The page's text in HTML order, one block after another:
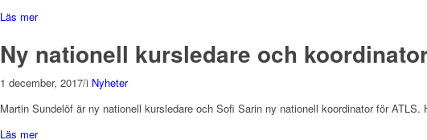
Läs mer
Ny nationell kursledare och
1 december, 2017/i Nyheter
Martin Sundelöf är ny nationell kursledare och Sofi Sarin ny nationell koordinator för
Läs mer